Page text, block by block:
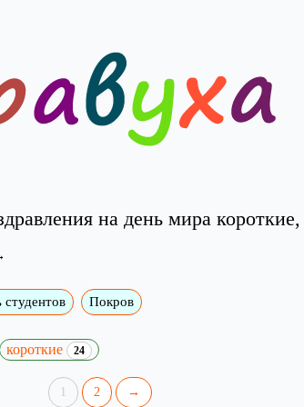
на день мира
Покров
короткие 24
1 2 →